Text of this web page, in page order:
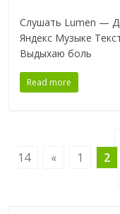
Слушать Lumen —
Яндекс Музыке
Выдыхаю боль
Read more
14
« 1 2